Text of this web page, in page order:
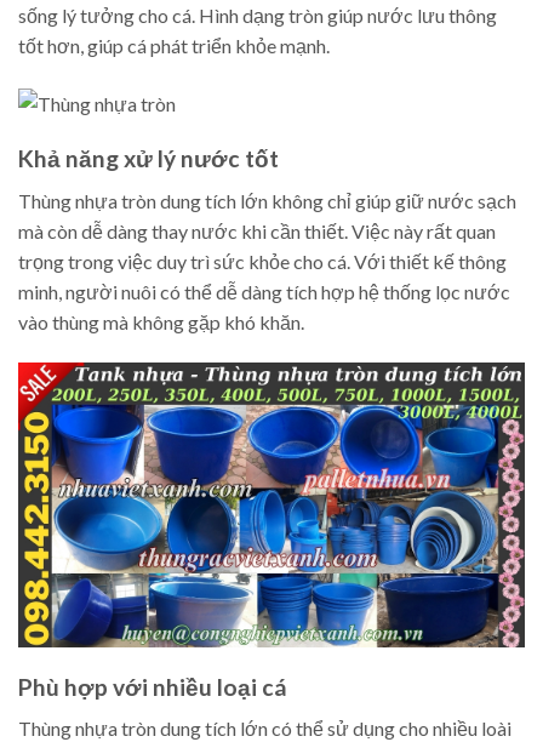
sống lý tưởng cho cá. Hình dạng tròn giúp nước lưu thông
tốt hơn, giúp cá phát triển khỏe mạnh.
Khả năng xử lý nước tốt
Thùng nhựa tròn dung tích lớn không chỉ giúp giữ nước sạch
mà còn dễ dàng thay nước khi cần thiết. Việc này rất quan
trọng trong việc duy trì sức khỏe cho cá. Với thiết kế thông
minh, người nuôi có thể dễ dàng tích hợp hệ thống lọc nước
vào thùng mà không gặp khó khăn.
Phù hợp với nhiều loại cá
Thùng nhựa tròn dung tích lớn có thể sử dụng cho nhiều loài